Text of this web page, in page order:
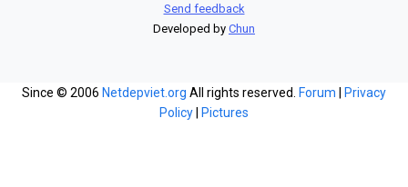
Send feedback
Developed by Chun
Since © 2006 Netdepviet.org All rights reserved. Forum
Privacy
Policy
Pictures